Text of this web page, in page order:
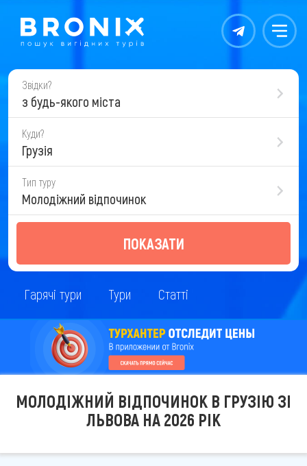
Контакты Меню
Звідки?
з будь-якого міста
Куди?
Грузія
Тип туру
Молодіжний відпочинок
ПОКАЗАТИ
Гарячі тури Тури Статті
МОЛОДІЖНИЙ ВІДПОЧИНОК В ГРУЗІЮ ЗІ
ЛЬВОВА НА 2026 РІК